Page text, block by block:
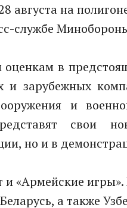
августа на
службе
в
и зарубежных
и
свои
но и в
«Армейские
а также